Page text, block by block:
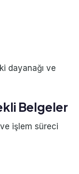
dayanağı ve
Belgeler
işlem süreci